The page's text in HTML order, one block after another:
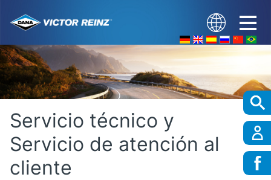
Servicio técnico y
Servicio de atención al
cliente